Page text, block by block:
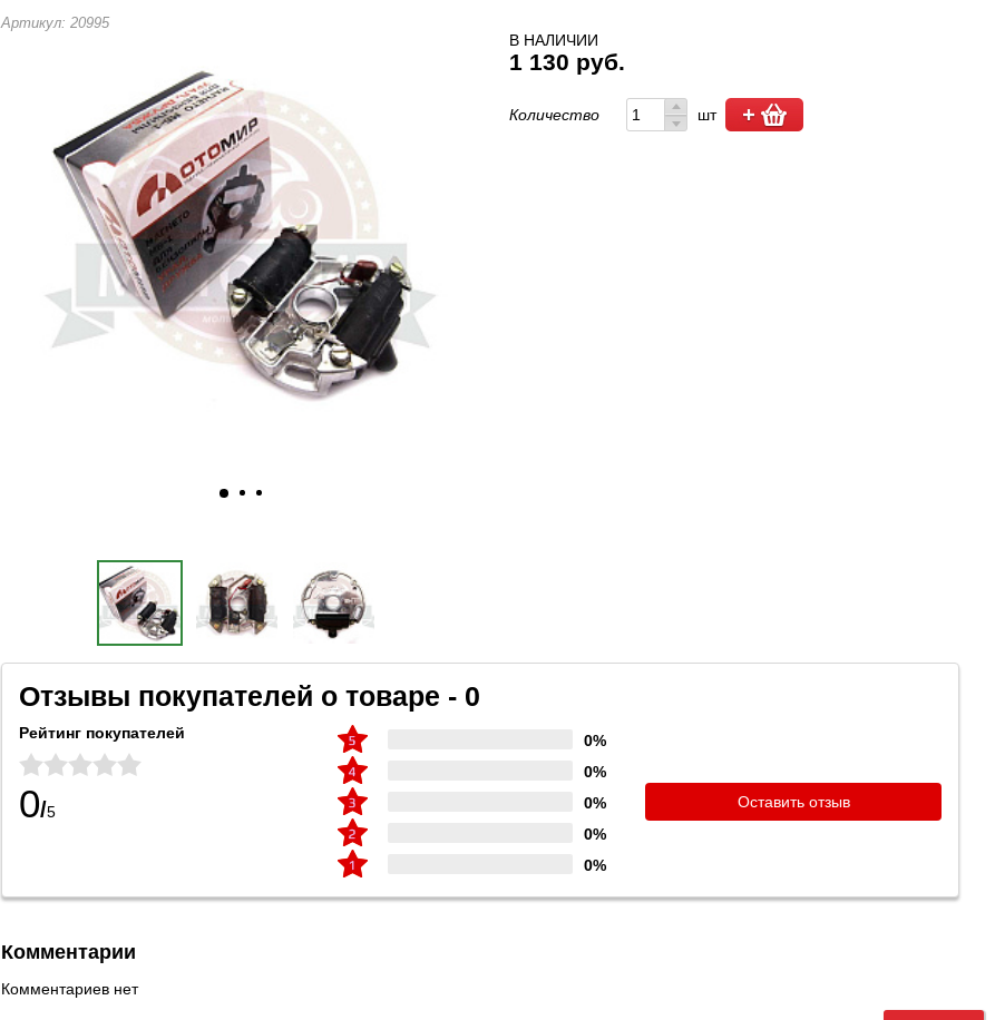
Артикул: 20995
В НАЛИЧИИ
1 130 руб.
Количество шт
Отзывы покупателей о товаре - 0
Рейтинг покупателей
0/5
0%
0%
0%
0%
0%
Оставить отзыв
Комментарии
Комментариев нет